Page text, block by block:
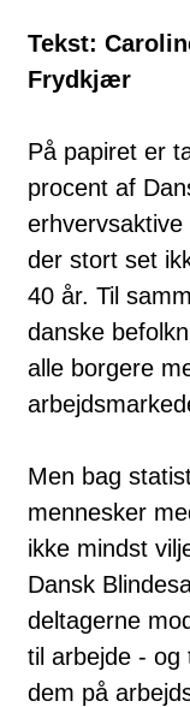
Tekst:
Frydkjær
På papiret er
procent af
erhvervsaktive
der stort set
40 år. Til
danske
alle borgere
Men bag
mennesker
ikke mindst
Dansk
deltagerne
til arbejde - og
dem på